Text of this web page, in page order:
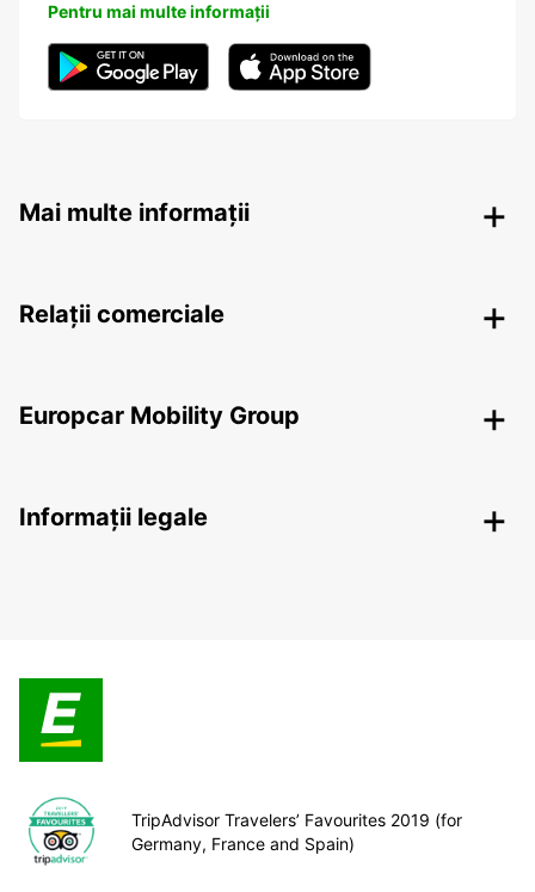
Pentru mai multe informații
Mai multe informații
Relații comerciale
Europcar Mobility Group
Informații legale
TripAdvisor Travelers’ Favourites 2019 (for
Germany, France and Spain)